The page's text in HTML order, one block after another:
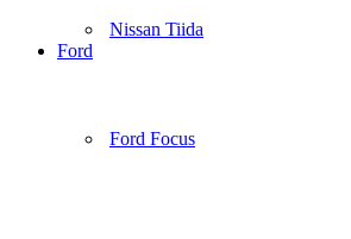
Nissan Tiida
Ford
Ford Focus